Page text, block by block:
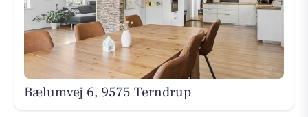
Bælumvej 6, 9575 Terndrup